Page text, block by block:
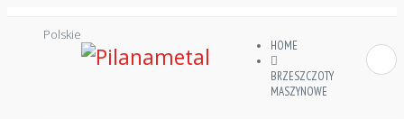
Polskie
HOME
BRZESZCZOTY
MASZYNOWE